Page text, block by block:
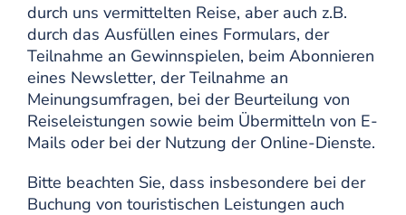
durch uns vermittelten Reise, aber auch z.B.
durch das Ausfüllen eines Formulars, der
Teilnahme an Gewinnspielen, beim Abonnieren
eines Newsletter, der Teilnahme an
Meinungsumfragen, bei der Beurteilung von
Reiseleistungen sowie beim Übermitteln von E-
Mails oder bei der Nutzung der Online-Dienste.
Bitte beachten Sie, dass insbesondere bei der
Buchung von touristischen Leistungen auch